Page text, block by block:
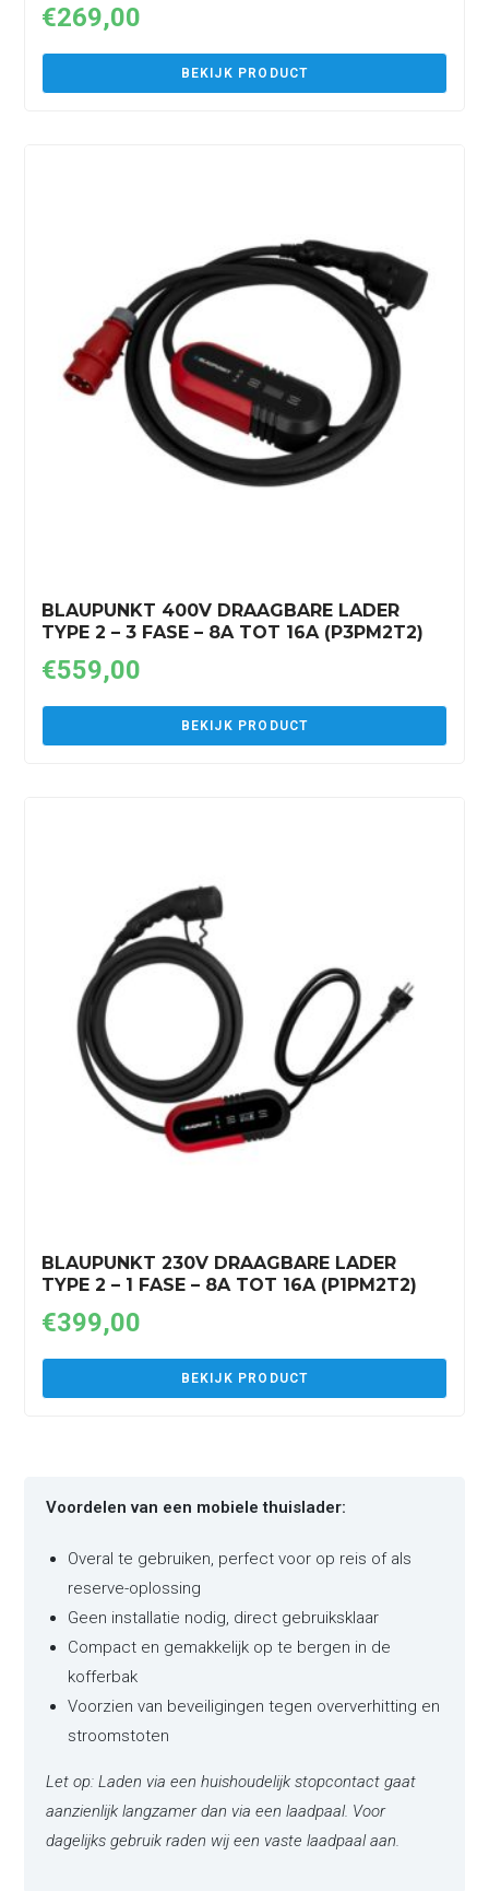
€269,00
BEKIJK PRODUCT
BLAUPUNKT 400V DRAAGBARE LADER
TYPE 2 – 3 FASE – 8A TOT 16A (P3PM2T2)
€559,00
BEKIJK PRODUCT
BLAUPUNKT 230V DRAAGBARE LADER
TYPE 2 – 1 FASE – 8A TOT 16A (P1PM2T2)
€399,00
BEKIJK PRODUCT
Voordelen van een mobiele thuislader:
Overal te gebruiken, perfect voor op reis of als
reserve-oplossing
Geen installatie nodig, direct gebruiksklaar
Compact en gemakkelijk op te bergen in de
kofferbak
Voorzien van beveiligingen tegen oververhitting en
stroomstoten
Let op: Laden via een huishoudelijk stopcontact gaat
aanzienlijk langzamer dan via een laadpaal. Voor
dagelijks gebruik raden wij een vaste laadpaal aan.